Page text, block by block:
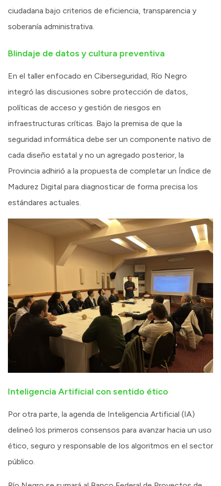
ciudadana bajo criterios de eficiencia, transparencia y
soberanía administrativa.
Blindaje de datos y cultura preventiva
En el taller enfocado en Ciberseguridad, Río Negro
integró las discusiones sobre protección de datos,
políticas de acceso y gestión de riesgos en
infraestructuras críticas. Bajo la premisa de que la
seguridad informática debe ser un componente nativo de
cada diseño estatal y no un agregado posterior, la
Provincia adhirió a la propuesta de completar un Índice de
Madurez Digital para diagnosticar de forma precisa los
estándares actuales.
Inteligencia Artificial con sentido ético
Por otra parte, la agenda de Inteligencia Artificial (IA)
delineó los primeros consensos para avanzar hacia un uso
ético, seguro y responsable de los algoritmos en el sector
público.